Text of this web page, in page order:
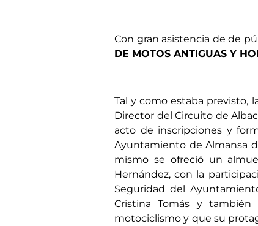
Con gran asistencia de de
DE MOTOS ANTIGUAS Y
Tal y como estaba previsto,
Director del Circuito de
acto de inscripciones y
Ayuntamiento de Almansa
mismo se ofreció un
Hernández, con la
Seguridad del
Cristina Tomás y
motociclismo y que su